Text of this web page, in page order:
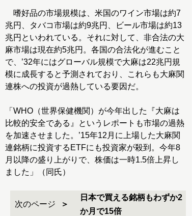
嗜好品の市場規模は、米国のワイン市場は約7
兆円、タバコ市場は約9兆円、ビール市場は約13
兆円といわれている。それに対して、非合法の大
麻市場は現在約5兆円。各国の合法化が進むこと
で、’32年にはグローバル規模で大麻は22兆円規
模に成長すると予測されており、これらも大麻関
連株への投資が過熱している要因だ。
「WHO（世界保健機関）が今年出した『大麻は
比較的安全である』というレポートも市場の過熱
を加速させました。’15年12月に上場した大麻関
連銘柄に投資するETFにも投資家が殺到。今年8
月以降の盛り上がりで、株価は一時1.5倍上昇し
ました」（同氏）
次のページ
日本で買える銘柄もわずか2
か月で15倍